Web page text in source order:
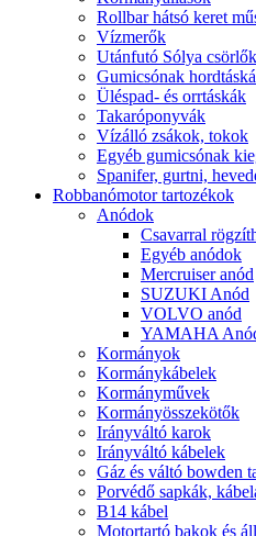
Rollbar hátsó keret
Vízmerők
Utánfutó Sólya csörlők
Gumicsónak
Üléspad- és orrtáskák
Takaróponyvák
Vízálló zsákok, tokok
Egyéb gumicsónak
Spanifer, gurtni,
Robbanómotor tartozékok
Anódok
Csavarral
Egyéb anódok
Mercruiser anód
SUZUKI Anód
VOLVO anód
YAMAHA
Kormányok
Kormánykábelek
Kormányművek
Kormányösszekötők
Irányváltó karok
Irányváltó kábelek
Gáz és váltó bowden
Porvédő sapkák,
B14 kábel
Motortartó bakok és